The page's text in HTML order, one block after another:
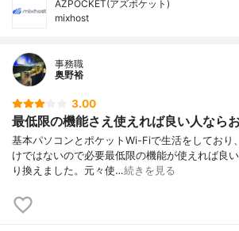
AZPOCKET(アズポケット)
mixhost
事務職
奥野裕
3.00
最低限の機能さえ使えれば良い人なら
基本パソコンとポケットWi-Fiで生活をしており
けではないので必要最低限の機能が使えれば良
り換えました。元々使…続きを見る